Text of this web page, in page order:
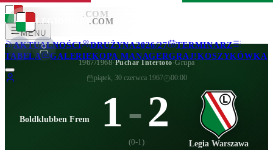
LEGIONISCI .COM
MENU
AKTUALNOŚCI
DRUŻYNA2026/27
TERMINARZ
TABELA
GALERIEKOPA MANAGERGRAJ!KOSZYKÓWKA
LEGIONISCI .COM
1967/1968·Puchar Intertoto·Grupa
piątek, 30 czerwca 1967
00:00
Boldklubben Frem 1-2
(0-1) Legia Warszawa